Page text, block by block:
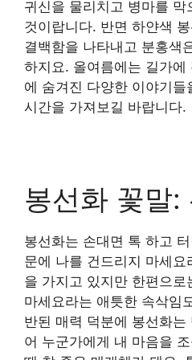
귀신을 물리치고 병마를 막
것이랍니다. 반면 하얀색
결백함을 나타내고 분홍색
하지요. 올여름에는 길가
에 숨겨진 다양한 이야기
시간을 가져보길 바랍니다.
봉선화 꽃말:
봉선화는 손대면 톡 하고
문에 나를 건드리지 마세
을 가지고 있지만 한편으로
마세요라는 애틋한 속삭임
반된 매력 덕분에 봉선화는
어 누군가에게 내 마음을